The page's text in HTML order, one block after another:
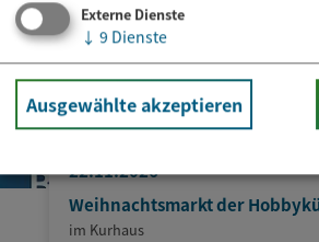
22.11.2026
Weihnachtsmarkt der
im Kurhaus
Externe Dienste
↓ 9 Dienste
Ausgewählte akzeptieren